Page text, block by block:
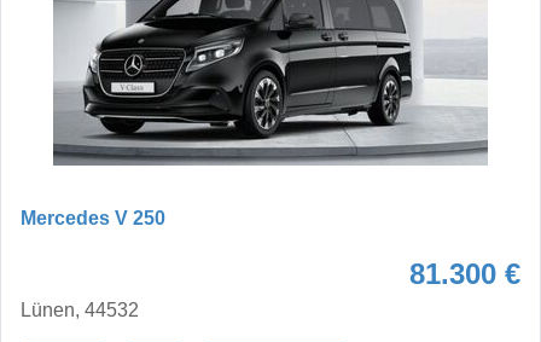
Mercedes V 250
81.300 €
Lünen, 44532